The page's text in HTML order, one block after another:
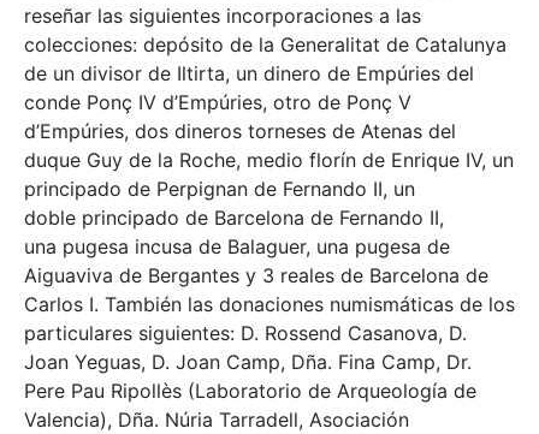
reseñar las siguientes incorporaciones a las
colecciones: depósito de la Generalitat de Catalunya
de un divisor de Iltirta, un dinero de Empúries del
conde Ponç IV d’Empúries, otro de Ponç V
d’Empúries, dos dineros torneses de Atenas del
duque Guy de la Roche, medio florín de Enrique IV, un
principado de Perpignan de Fernando II, un
doble principado de Barcelona de Fernando II,
una pugesa incusa de Balaguer, una pugesa de
Aiguaviva de Bergantes y 3 reales de Barcelona de
Carlos I. También las donaciones numismáticas de los
particulares siguientes: D. Rossend Casanova, D.
Joan Yeguas, D. Joan Camp, Dña. Fina Camp, Dr.
Pere Pau Ripollès (Laboratorio de Arqueología de
Valencia), Dña. Núria Tarradell, Asociación